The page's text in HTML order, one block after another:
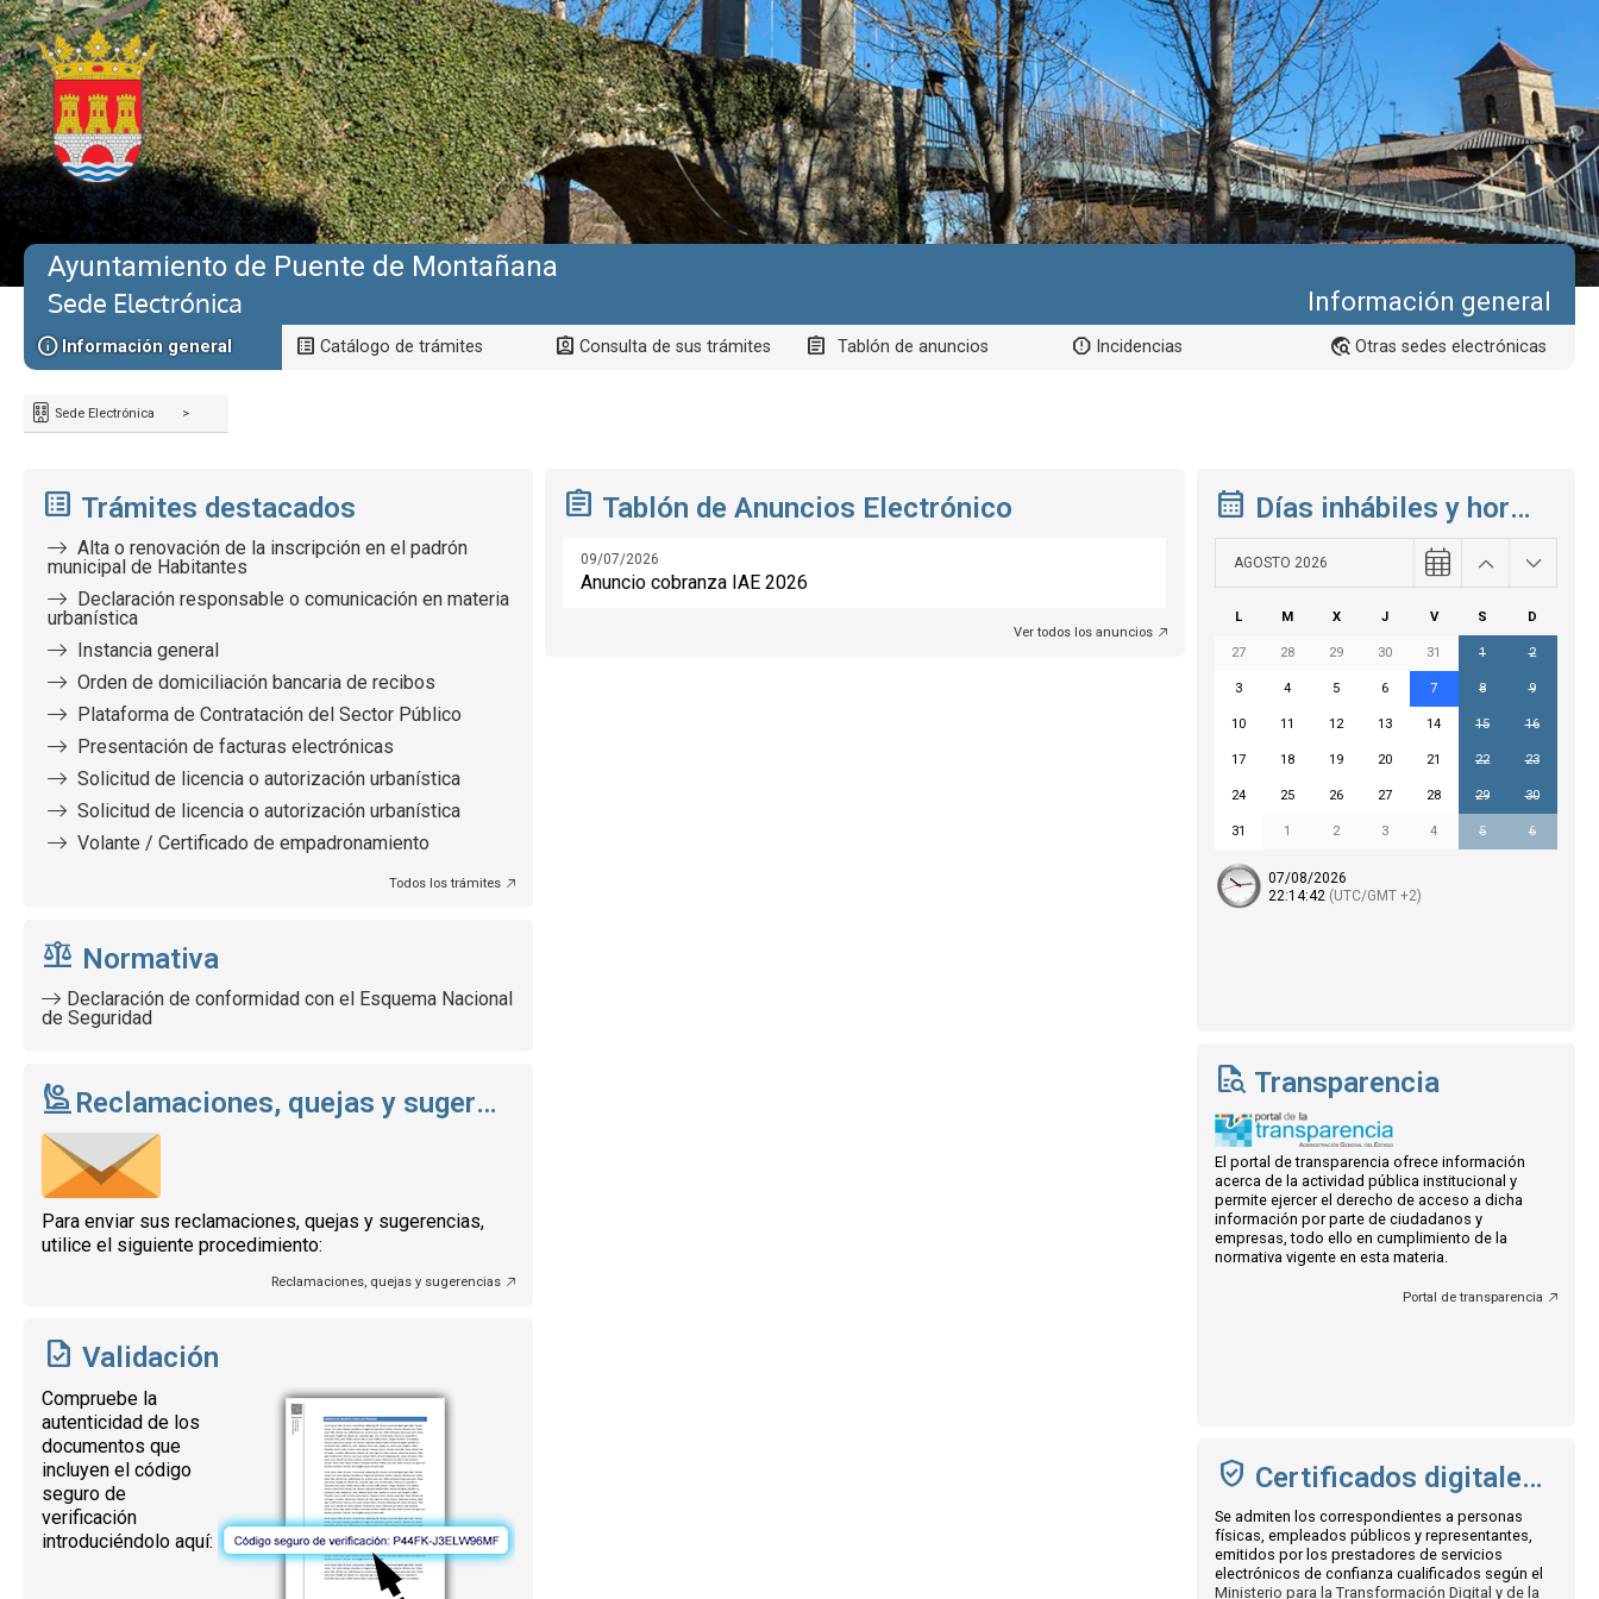
Sede Electrónica
Ayuntamiento de Puente de Montañana
Información general
Información general Catálogo de trámites Consulta de sus trámites Tablón de anuncios Incidencias Otras sedes electrónicas
Sede Electrónica >
Trámites destacados
Alta o renovación de la inscripción en el padrón
municipal de Habitantes
Declaración responsable o comunicación en materia
urbanística
Instancia general
Orden de domiciliación bancaria de recibos
Plataforma de Contratación del Sector Público
Presentación de facturas electrónicas
Solicitud de licencia o autorización urbanística
Solicitud de licencia o autorización urbanística
Volante / Certificado de empadronamiento
Todos los trámites
Reclamaciones, quejas y sugerencias
Para enviar sus reclamaciones, quejas y sugerencias,
utilice el siguiente procedimiento:
Reclamaciones, quejas y sugerencias
Normativa
Declaración de conformidad con el Esquema Nacional
de Seguridad
Validación
Compruebe la
autenticidad de los
documentos que
incluyen el código
seguro de
verificación
introduciéndolo aquí:
Tablón de Anuncios Electrónico
09/07/2026
Anuncio cobranza IAE 2026
Ver todos los anuncios
Días inhábiles y hora de la sede
AGOSTO 2026
L M X J V S D
27 28 29 30 31 1 2
3 4 5 6 7 8 9
10 11 12 13 14 15 16
17 18 19 20 21 22 23
24 25 26 27 28 29 30
31 1 2 3 4 5 6
07/08/2026
22:14:43 (UTC/GMT +2)
Transparencia
El portal de transparencia ofrece información
acerca de la actividad pública institucional y
permite ejercer el derecho de acceso a dicha
información por parte de ciudadanos y
empresas, todo ello en cumplimiento de la
normativa vigente en esta materia.
Portal de transparencia
Certificados digitales admitidos
Se admiten los correspondientes a personas
físicas, empleados públicos y representantes,
emitidos por los prestadores de servicios
electrónicos de confianza cualificados según el
Ministerio para la Transformación Digital y de la